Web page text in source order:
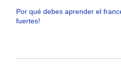
Por qué debes aprender el
fuertes!